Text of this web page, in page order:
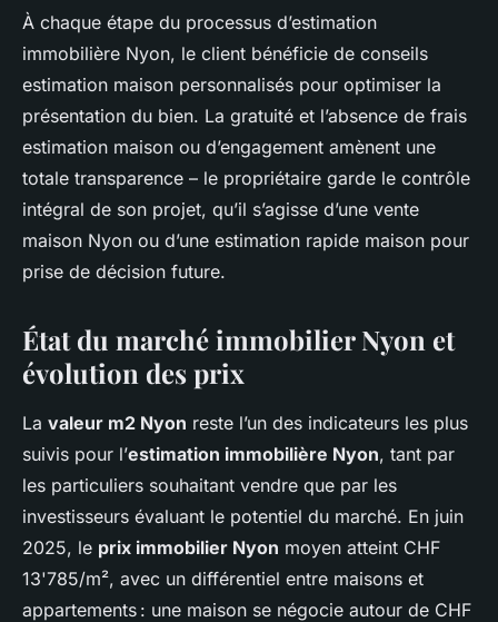
À chaque étape du processus d’estimation
immobilière Nyon, le client bénéficie de conseils
estimation maison personnalisés pour optimiser la
présentation du bien. La gratuité et l’absence de frais
estimation maison ou d’engagement amènent une
totale transparence – le propriétaire garde le contrôle
intégral de son projet, qu’il s’agisse d’une vente
maison Nyon ou d’une estimation rapide maison pour
prise de décision future.
État du marché immobilier Nyon et
évolution des prix
La valeur m2 Nyon reste l’un des indicateurs les plus
suivis pour l’estimation immobilière Nyon, tant par
les particuliers souhaitant vendre que par les
investisseurs évaluant le potentiel du marché. En juin
2025, le prix immobilier Nyon moyen atteint CHF
13'785/m², avec un différentiel entre maisons et
appartements : une maison se négocie autour de CHF